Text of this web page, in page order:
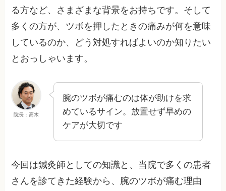
る方など、さまざまな背景をお持ちです。そして
多くの方が、ツボを押したときの痛みが何を意味
しているのか、どう対処すればよいのか知りたい
とおっしゃいます。
院長：高木
腕のツボが痛むのは体が助けを求
めているサイン。放置せず早めの
ケアが大切です
今回は鍼灸師としての知識と、当院で多くの患者
さんを診てきた経験から、腕のツボが痛む理由